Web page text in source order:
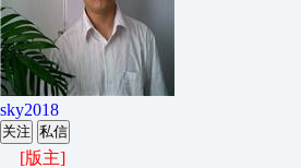
sky2018
关注 私信
[版主]